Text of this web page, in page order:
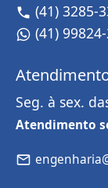
(41) 3285-
(41)
Seg. à sex.
Atendimento